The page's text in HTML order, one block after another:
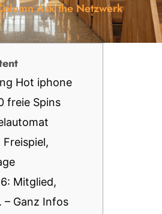
Ask the Netzwerk
Hot iphone
freie Spins
Mitglied,
– Ganz Infos